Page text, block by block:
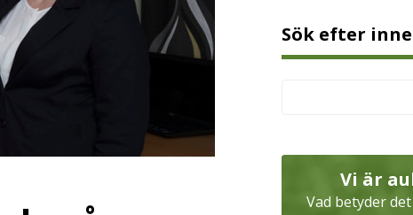
Sök efter
Vi är
Vad betyder